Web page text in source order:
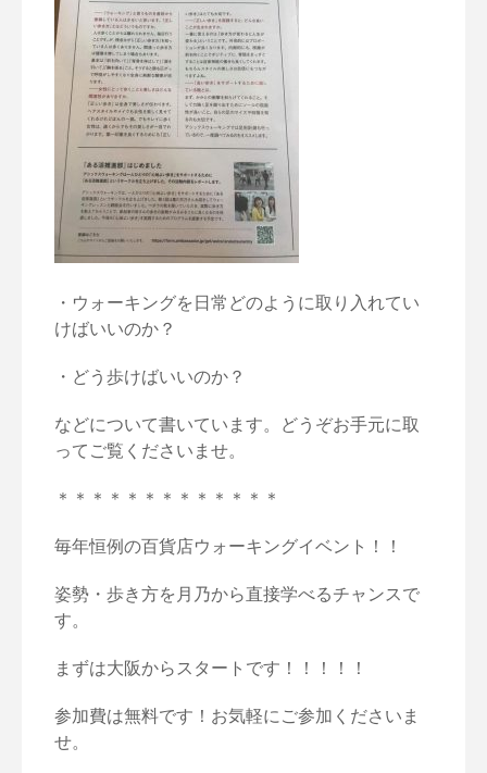
・ウォーキングを日常どのように取り入れてい
けばいいのか？
・どう歩けばいいのか？
などについて書いています。どうぞお手元に取
ってご覧くださいませ。
＊＊＊＊＊＊＊＊＊＊＊＊＊
毎年恒例の百貨店ウォーキングイベント！！
姿勢・歩き方を月乃から直接学べるチャンスで
す。
まずは大阪からスタートです！！！！！
参加費は無料です！お気軽にご参加くださいま
せ。